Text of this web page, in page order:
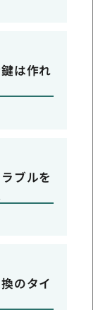
は作れ
ブルを
のタイ